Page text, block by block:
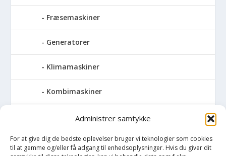
Administrer samtykke
For at give dig de bedste oplevelser bruger vi teknologier som cookies
til at gemme og/eller få adgang til enhedsoplysninger. Hvis du giver dit
Fræsemaskiner
Generatorer
Klimamaskiner
Kombimaskiner
Kompressor
Pressemaskiner